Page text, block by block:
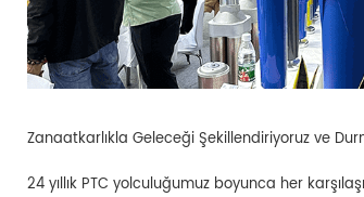
Zanaatkarlıkla Geleceği Şekillendiriyoruz ve
24 yıllık PTC yolculuğumuz boyunca her